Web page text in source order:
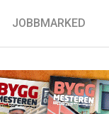
JOBBMARKED